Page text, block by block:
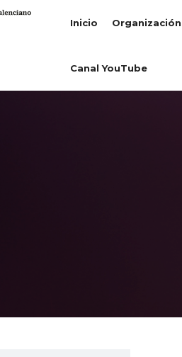
Inicio Organización
Canal YouTube